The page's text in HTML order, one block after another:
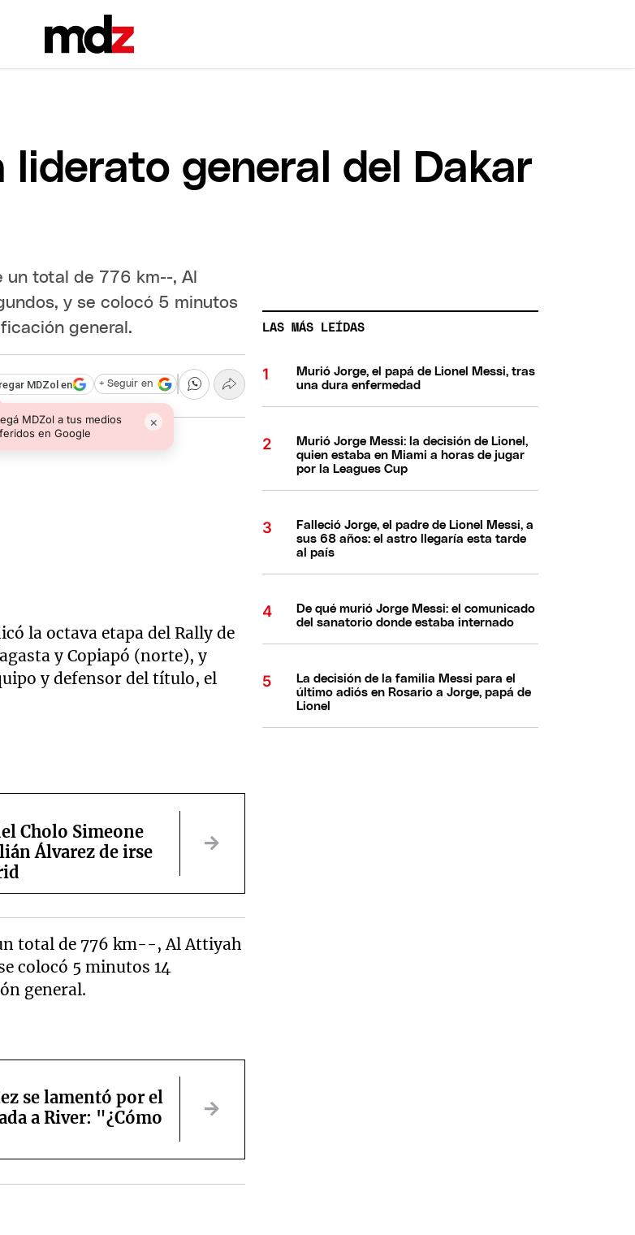
general del Dakar
un total de 776 km--, Al
y se colocó 5 minutos
general.
MDZol en
MDZol a tus medios
en Google
×
+ Seguir en
la octava etapa del Rally de
y Copiapó (norte), y
y defensor del título, el
Cholo Simeone
Álvarez de irse
total de 776 km--, Al Attiyah
colocó 5 minutos 14
general.
se lamentó por el
a River: "¿Cómo
LAS MÁS LEÍDAS
Murió Jorge, el papá de Lionel Messi, tras
una dura enfermedad
Murió Jorge Messi: la decisión de Lionel,
quien estaba en Miami a horas de jugar
por la Leagues Cup
Falleció Jorge, el padre de Lionel Messi, a
sus 68 años: el astro llegaría esta tarde
al país
De qué murió Jorge Messi: el comunicado
del sanatorio donde estaba internado
La decisión de la familia Messi para el
último adiós en Rosario a Jorge, papá de
Lionel